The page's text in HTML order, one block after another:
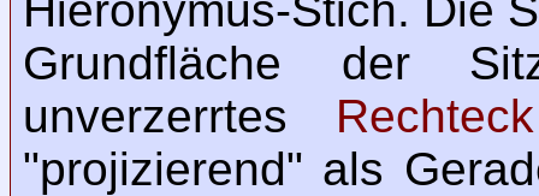
Grundfläche der
unverzerrtes Rechteck
"projizierend" als